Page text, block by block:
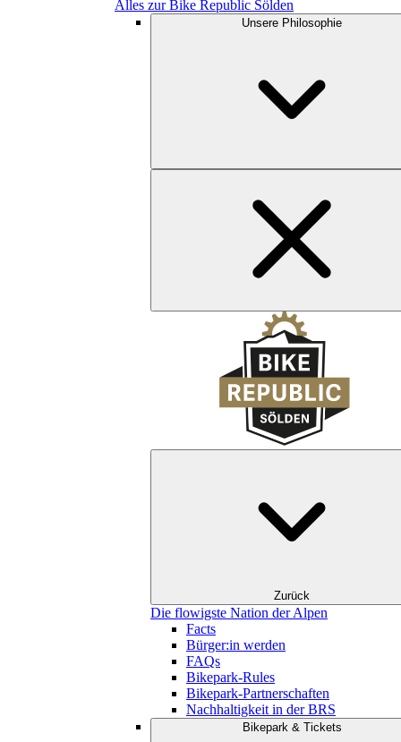
Alles zur Bike Republic Sölden
Unsere Philosophie
Zurück
Die flowigste Nation der Alpen
Facts
Bürger:in werden
FAQs
Bikepark-Rules
Bikepark-Partnerschaften
Nachhaltigkeit in der BRS
Bikepark & Tickets